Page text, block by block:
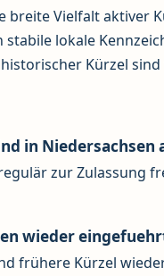
breite Vielfalt aktiver
stabile lokale
Kürzel sind
in Niedersachsen
zur Zulassung
wieder
frühere Kürzel